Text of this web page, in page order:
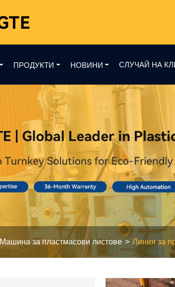
ПРОДУКТИ НОВИНИ СЛУЧАЙ НА
Машина за пластмасови листове Линия за